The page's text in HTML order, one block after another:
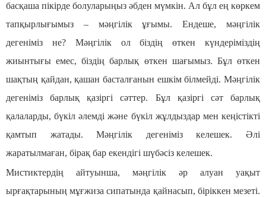
басқаша пікірде болуларыңыз әбден мүмкін. Ал бұл ең көркем
тапқырлығымыз – мәңгілік ұғымы. Ендеше, мәңгілік
дегеніміз не? Мәңгілік ол біздің өткен күндеріміздің
жиынтығы емес, біздің барлық өткен шағымыз. Бұл өткен
шақтың қайдан, қашан басталғанын ешкім білмейді. Мәңгілік
дегеніміз барлық қазіргі сәттер. Бұл қазіргі сәт барлық
қалаларды, бүкіл әлемді және бүкіл жұлдыздар мен кеңістікті
қамтып жатады. Мәңгілік дегеніміз келешек. Әлі
жаратылмаған, бірақ бар екендігі шүбәсіз келешек.
Мистиктердің айтуынша, мәңгілік әр алуан уақыт
ырғақтарының мұғжиза сипатында қайнасып, біріккен мезеті.